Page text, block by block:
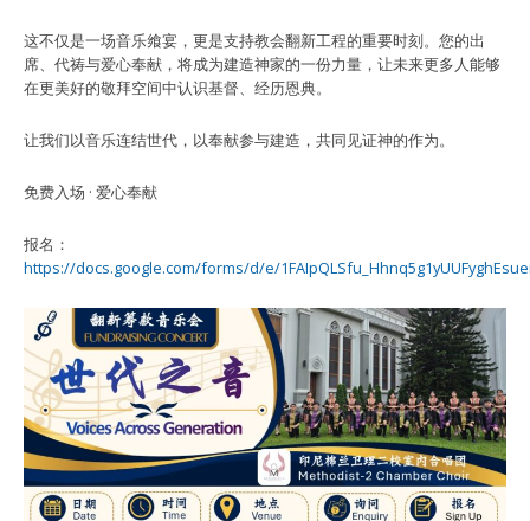
这不仅是一场音乐飨宴，更是支持教会翻新工程的重要时刻。您的出
席、代祷与爱心奉献，将成为建造神家的一份力量，让未来更多人能够
在更美好的敬拜空间中认识基督、经历恩典。
让我们以音乐连结世代，以奉献参与建造，共同见证神的作为。
免费入场 · 爱心奉献
报名：
https://docs.google.com/forms/d/e/